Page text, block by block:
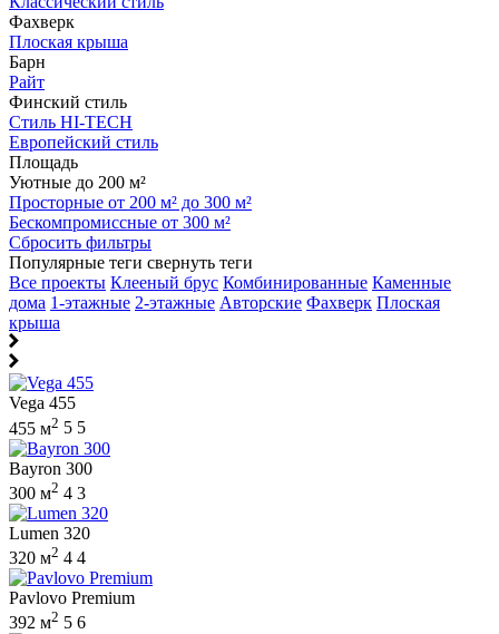
Фахверк
Плоская крыша
Барн
Райт
Финский стиль
Стиль HI-TECH
Европейский стиль
Площадь
Уютные до 200 м²
Просторные от 200 м² до 300 м²
Бескомпромиссные от 300 м²
Сбросить фильтры
Популярные теги свернуть теги
Все проекты Клееный брус Комбинированные Каменные
дома 1-этажные 2-этажные Авторские Фахверк Плоская
крыша
Vega 455
455 м2 5 5
Bayron 300
300 м2 4 3
Lumen 320
320 м2 4 4
Pavlovo Premium
392 м2 5 6